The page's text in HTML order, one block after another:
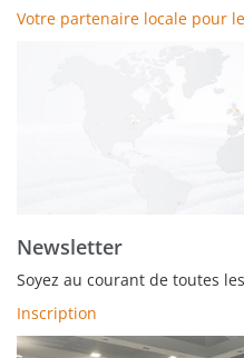
Votre partenaire locale pour
Newsletter
Soyez au courant de toutes
Inscription